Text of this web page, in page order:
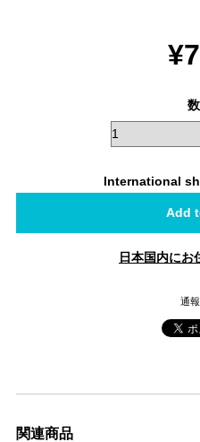
International
Add
日本国内にお
通
関連商品